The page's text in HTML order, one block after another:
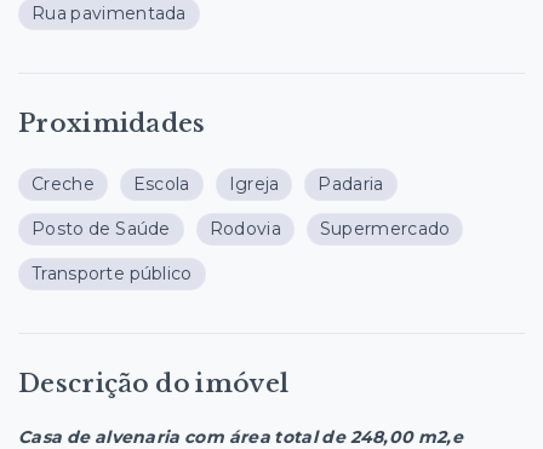
Rua pavimentada
Proximidades
Creche Escola Igreja Padaria
Posto de Saúde Rodovia Supermercado
Transporte público
Descrição do imóvel
Casa de alvenaria com área total de 248,00 m2,e